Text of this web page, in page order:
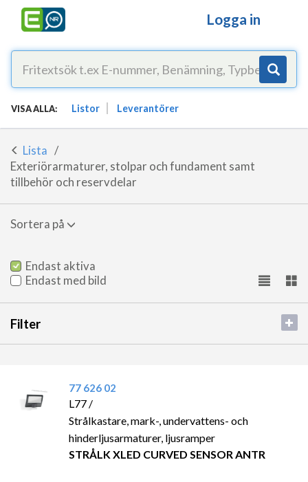
Logga in
VISA ALLA: Listor Leverantörer
Lista
Exteriörarmaturer, stolpar och fundament samt
tillbehör och reservdelar
Sortera på
Endast aktiva
Endast med bild
Filter
77 626 02
L77 /
Strålkastare, mark-, undervattens- och
hinderljusarmaturer, ljusramper
STRÅLK XLED CURVED SENSOR ANTR